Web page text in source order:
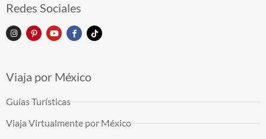
Redes Sociales
Viaja por México
Guías Turísticas
Viaja Virtualmente por México